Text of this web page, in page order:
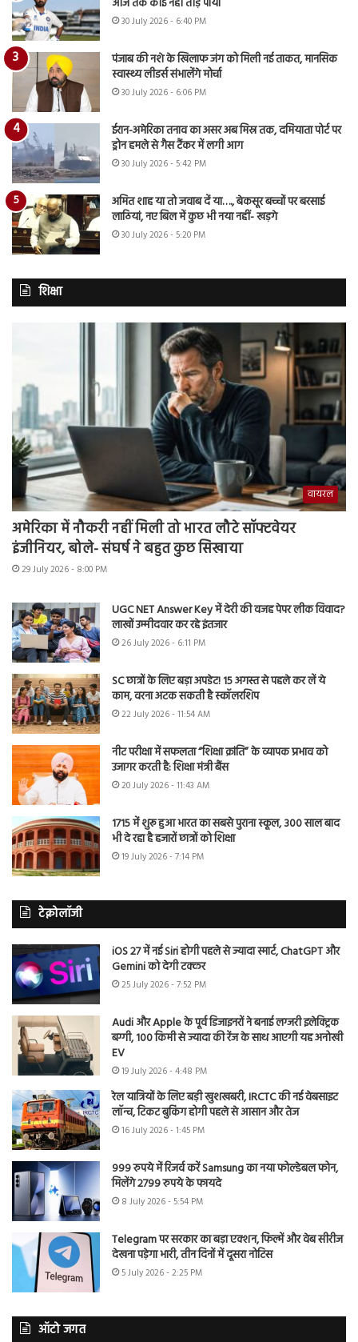
आज तक कोई नहीं तोड़ पाया
30 July 2026 - 6:40 PM
पंजाब की नशे के खिलाफ जंग को मिली नई ताकत, मानसिक
स्वास्थ्य लीडर्स संभालेंगे मोर्चा
30 July 2026 - 6:06 PM
ईरान-अमेरिका तनाव का असर अब मिस्र तक, दमियाता पोर्ट पर
ड्रोन हमले से गैस टैंकर में लगी आग
30 July 2026 - 5:42 PM
अमित शाह या तो जवाब दें या…., बेकसूर बच्चों पर बरसाई
लाठियां, नए बिल में कुछ भी नया नहीं- खड़गे
30 July 2026 - 5:20 PM
शिक्षा
वायरल
अमेरिका में नौकरी नहीं मिली तो भारत लौटे सॉफ्टवेयर
इंजीनियर, बोले- संघर्ष ने बहुत कुछ सिखाया
29 July 2026 - 8:00 PM
UGC NET Answer Key में देरी की वजह पेपर लीक विवाद?
लाखों उम्मीदवार कर रहे इंतजार
26 July 2026 - 6:11 PM
SC छात्रों के लिए बड़ा अपडेट! 15 अगस्त से पहले कर लें ये
काम, वरना अटक सकती है स्कॉलरशिप
22 July 2026 - 11:54 AM
नीट परीक्षा में सफलता “शिक्षा क्रांति” के व्यापक प्रभाव को
उजागर करती है: शिक्षा मंत्री बैंस
20 July 2026 - 11:43 AM
1715 में शुरू हुआ भारत का सबसे पुराना स्कूल, 300 साल बाद
भी दे रहा है हजारों छात्रों को शिक्षा
19 July 2026 - 7:14 PM
टेक्नोलॉजी
iOS 27 में नई Siri होगी पहले से ज्यादा स्मार्ट, ChatGPT और
Gemini को देगी टक्कर
25 July 2026 - 7:52 PM
Audi और Apple के पूर्व डिजाइनरों ने बनाई लग्जरी इलेक्ट्रिक
बग्गी, 100 किमी से ज्यादा की रेंज के साथ आएगी यह अनोखी
EV
19 July 2026 - 4:48 PM
रेल यात्रियों के लिए बड़ी खुशखबरी, IRCTC की नई वेबसाइट
लॉन्च, टिकट बुकिंग होगी पहले से आसान और तेज
16 July 2026 - 1:45 PM
999 रुपये में रिजर्व करें Samsung का नया फोल्डेबल फोन,
मिलेंगे 2799 रुपये के फायदे
8 July 2026 - 5:54 PM
Telegram पर सरकार का बड़ा एक्शन, फिल्में और वेब सीरीज
देखना पड़ेगा भारी, तीन दिनों में दूसरा नोटिस
5 July 2026 - 2:25 PM
ऑटो जगत